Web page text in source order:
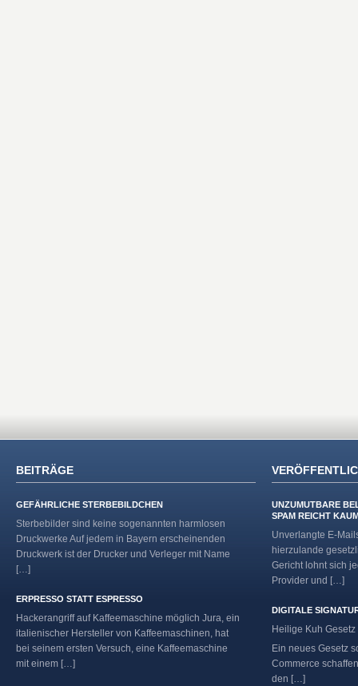
BEITRÄGE
GEFÄHRLICHE STERBEBILDCHEN
Sterbebilder sind keine sogenannten harmlosen
Druckwerke Auf jedem in Bayern erscheinenden
Druckwerk ist der Drucker und Verleger mit Name
[…]
ERPRESSO STATT ESPRESSO
Hackerangriff auf Kaffeemaschine möglich Jura, ein
italienischer Hersteller von Kaffeemaschinen, hat
bei seinem ersten Versuch, eine Kaffeemaschine
mit einem […]
UNZUMUTBARE
SPAM REICHT
Unverlangte E-
hierzulande
Gericht lohnt sich
Provider und […]
DIGITALE
Heilige Kuh
Ein neues Gesetz
Commerce
den […]